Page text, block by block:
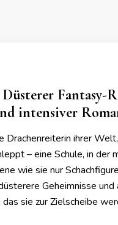
Fantasy-
intensiver
Drachenreiterin ihrer
– eine Schule, in der
wie sie nur
Geheimnisse
sie zur Zielscheibe